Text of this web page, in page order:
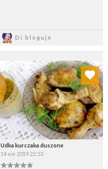
Di bloguje
Udka kurczaka duszone
14 sie 2019 22:53
Dodaj do ulubionych
Wybierz listę: